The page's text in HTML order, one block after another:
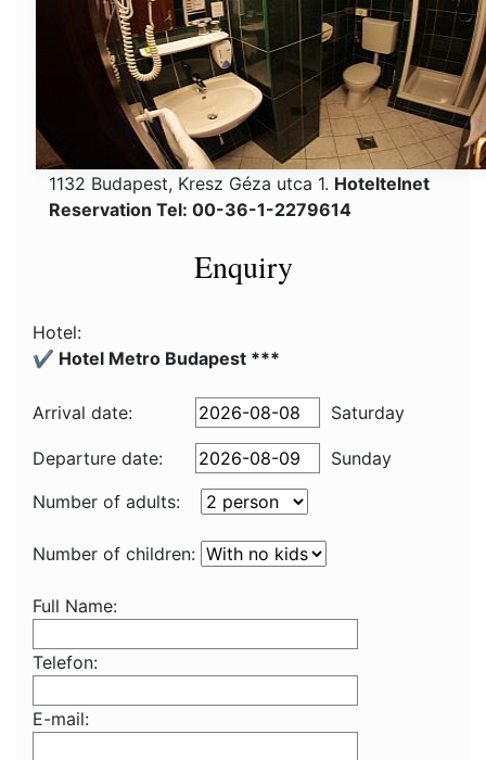
1132 Budapest, Kresz Géza utca 1. Hoteltelnet
Reservation Tel: 00-36-1-2279614
Enquiry
Hotel:
✔️ Hotel Metro Budapest ***
Arrival date: Saturday
Departure date:
Sunday
Number of adults:
Number of children:
Full Name:
Telefon:
E-mail: